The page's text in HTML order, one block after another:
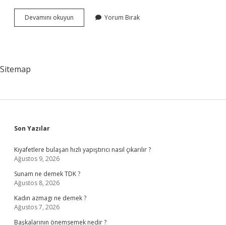
Devamını okuyun
Gün
Yorum Bırak
Sitemap
Sidebar
Son Yazılar
Kıyafetlere bulaşan hızlı yapıştırıcı nasıl çıkarılır ?
Ağustos 9, 2026
Sunam ne demek TDK ?
Ağustos 8, 2026
Kadın azmagı ne demek ?
Ağustos 7, 2026
Başkalarının önemsemek nedir ?